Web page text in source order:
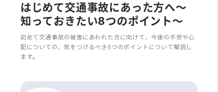
はじめて交通事故にあった方へ～
知っておきたい8つのポイント～
初めて交通事故の被害にあわれた方に向けて、今後の不安や心
配についての、気をつけるべき8つのポイントについて解説し
ます。